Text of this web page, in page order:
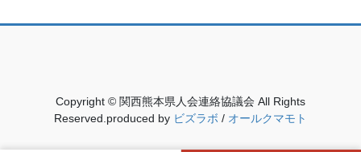
Copyright © 関西熊本県人会連絡協議会 All Rights
Reserved.produced by ビズラボ / オールクマモト